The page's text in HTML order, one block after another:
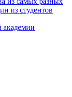
из студентов
академии